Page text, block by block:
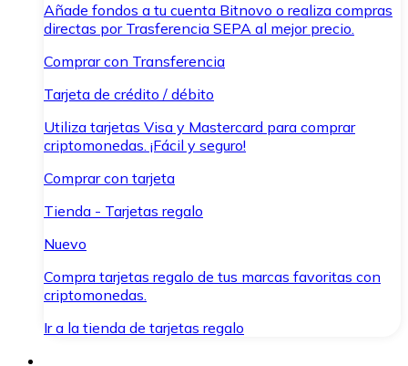
Añade fondos a tu cuenta Bitnovo o realiza compras
directas por Trasferencia SEPA al mejor precio.
Comprar con Transferencia
Tarjeta de crédito / débito
Utiliza tarjetas Visa y Mastercard para comprar
criptomonedas. ¡Fácil y seguro!
Comprar con tarjeta
Tienda - Tarjetas regalo
Nuevo
Compra tarjetas regalo de tus marcas favoritas con
criptomonedas.
Ir a la tienda de tarjetas regalo